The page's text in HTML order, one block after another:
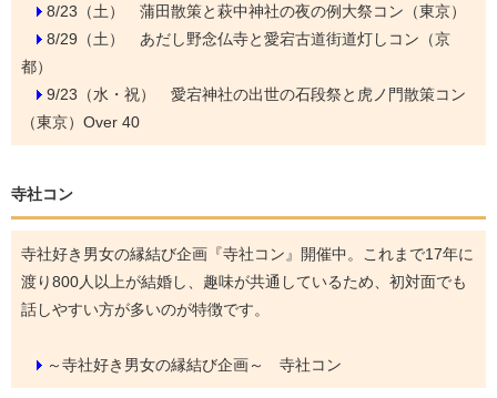
8/23（土） 蒲田散策と萩中神社の夜の例大祭コン（東京）
8/29（土） あだし野念仏寺と愛宕古道街道灯しコン（京
都）
9/23（水・祝） 愛宕神社の出世の石段祭と虎ノ門散策コン
（東京）Over 40
寺社コン
寺社好き男女の縁結び企画『寺社コン』開催中。これまで17年に
渡り800人以上が結婚し、趣味が共通しているため、初対面でも
話しやすい方が多いのが特徴です。
～寺社好き男女の縁結び企画～ 寺社コン